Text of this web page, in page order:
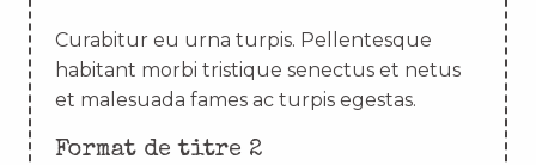
Curabitur eu urna turpis. Pellentesque
habitant morbi tristique senectus et netus
et malesuada fames ac turpis egestas.
Format de titre 2